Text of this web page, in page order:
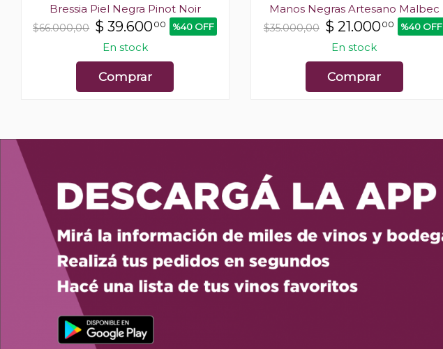
Bressia Piel Negra Pinot Noir
$66.000,00 $39.60000 %40 OFF
En stock
Comprar
Manos Negras Artesano Malbec
$35.000,00 $ 21.00000 %40 OFF
En stock
Comprar